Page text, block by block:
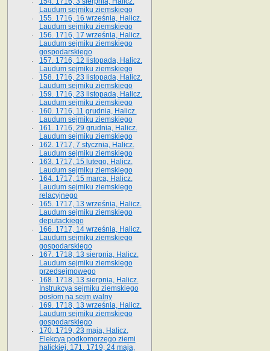
Laudum sejmiku ziemskiego
155. 1716, 16 września, Halicz.
Laudum sejmiku ziemskiego
156. 1716, 17 września, Halicz.
Laudum sejmiku ziemskiego
gospodarskiego
157. 1716, 12 listopada, Halicz.
Laudum sejmiku ziemskiego
158. 1716, 23 listopada, Halicz.
Laudum sejmiku ziemskiego
159. 1716, 23 listopada, Halicz.
Laudum sejmiku ziemskiego
160. 1716, 11 grudnia, Halicz.
Laudum sejmiku ziemskiego
161. 1716, 29 grudnia, Halicz.
Laudum sejmiku ziemskiego
162. 1717, 7 stycznia, Halicz.
Laudum sejmiku ziemskiego
163. 1717, 15 lutego, Halicz.
Laudum sejmiku ziemskiego
164. 1717, 15 marca, Halicz.
Laudum sejmiku ziemskiego
relacyjnego
165. 1717, 13 września, Halicz.
Laudum sejmiku ziemskiego
deputackiego
166. 1717, 14 września, Halicz.
Laudum sejmiku ziemskiego
gospodarskiego
167. 1718, 13 sierpnia, Halicz.
Laudum sejmiku ziemskiego
przedsejmowego
168. 1718, 13 sierpnia, Halicz.
Instrukcya sejmiku ziemskiego
posłom na sejm walny
169. 1718, 13 września, Halicz.
Laudum sejmiku ziemskiego
gospodarskiego
170. 1719, 23 maja, Halicz.
Elekcya podkomorzego ziemi
halickiej. 171. 1719, 24 maja,